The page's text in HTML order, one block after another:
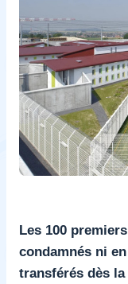
Les 100
condamnés ni
transférés dès